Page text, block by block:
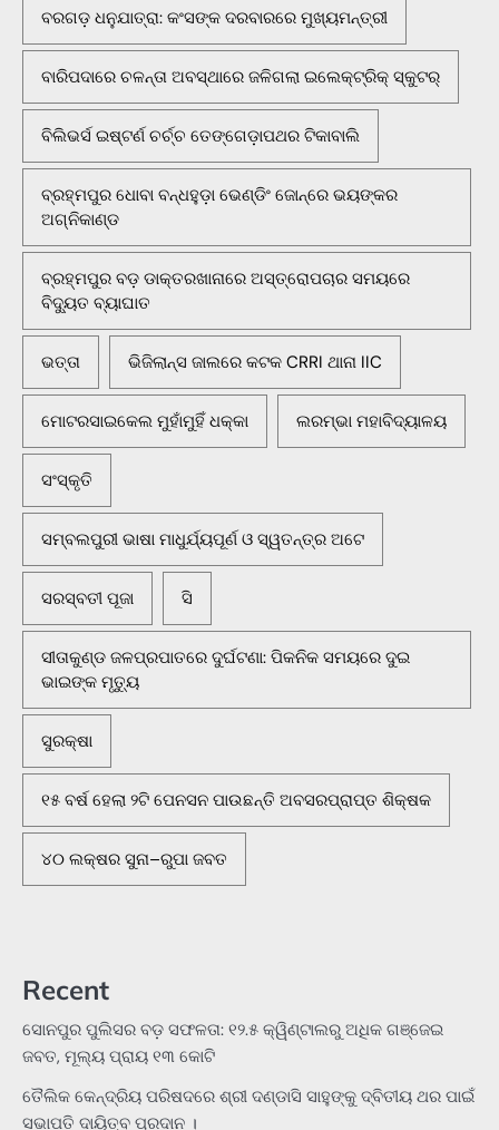
ବରଗଡ଼ ଧନୁଯାତ୍ରା: କଂସଙ୍କ ଦରବାରରେ ମୁଖ୍ୟମନ୍ତ୍ରୀ
ବାରିପଦାରେ ଚଳନ୍ତା ଅବସ୍ଥାରେ ଜଳିଗଲା ଇଲେକ୍ଟ୍ରିକ୍ ସ୍କୁଟର୍
ବିଲିଭର୍ସ ଇଷ୍ଟର୍ଣ ଚର୍ଚ୍ଚ ତେଙ୍ଗେଡ଼ାପଥର ଟିକାବାଲି
ବ୍ରହ୍ମପୁର ଧୋବା ବନ୍ଧହୁଡ଼ା ଭେଣ୍ଡିଂ ଜୋନ୍‌ରେ ଭୟଙ୍କର
ଅଗ୍ନିକାଣ୍ଡ
ବ୍ରହ୍ମପୁର ବଡ଼ ଡାକ୍ତରଖାନାରେ ଅସ୍ତ୍ରୋପଚାର ସମୟରେ
ବିଦ୍ୟୁତ ବ୍ୟାଘାତ
ଭତ୍ତା ଭିଜିଲାନ୍ସ ଜାଲରେ କଟକ CRRI ଥାନା IIC
ମୋଟରସାଇକେଲ ମୁହାଁମୁହିଁ ଧକ୍କା ଲରମ୍ଭା ମହାବିଦ୍ୟାଳୟ
ସଂସ୍କୃତି
ସମ୍ବଲପୁରୀ ଭାଷା ମାଧୁର୍ଯ୍ୟପୂର୍ଣ ଓ ସ୍ୱତନ୍ତ୍ର ଅଟେ
ସରସ୍ବତୀ ପୂଜା ସି
ସୀତାକୁଣ୍ଡ ଜଳପ୍ରପାତରେ ଦୁର୍ଘଟଣା: ପିକନିକ ସମୟରେ ଦୁଇ
ଭାଇଙ୍କ ମୃତ୍ୟୁ
ସୁରକ୍ଷା
୧୫ ବର୍ଷ ହେଲା ୨ଟି ପେନସନ ପାଉଛନ୍ତି ଅବସରପ୍ରାପ୍ତ ଶିକ୍ଷକ
୪୦ ଲକ୍ଷର ସୁନା–ରୁପା ଜବତ
Recent
ସୋନପୁର ପୁଲିସର ବଡ଼ ସଫଳତା: ୧୨.୫ କ୍ୱିଣ୍ଟାଲରୁ ଅଧିକ ଗଞ୍ଜେଇ
ଜବତ, ମୂଲ୍ୟ ପ୍ରାୟ ୧୩ କୋଟି
ତୈଲିକ କେନ୍ଦ୍ରିୟ ପରିଷଦରେ ଶ୍ରୀ ଦଣ୍ଡାସି ସାହୁଙ୍କୁ ଦ୍ବିତୀୟ ଥର ପାଇଁ
ସଭାପତି ଦାୟିତ୍ବ ପ୍ରଦାନ ।